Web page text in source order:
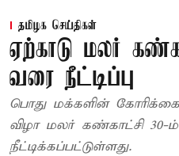
தமிழக செய்திகள்
ஏற்காடு மலர்
வரை நீட்டிப்பு
பொது மக்களின்
விழா மலர் கண்காட்சி 30-
நீட்டிக்கப்பட்டுள்ளது.